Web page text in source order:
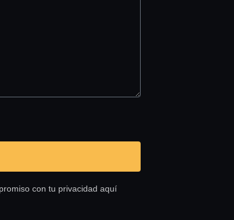
con tu privacidad aquí